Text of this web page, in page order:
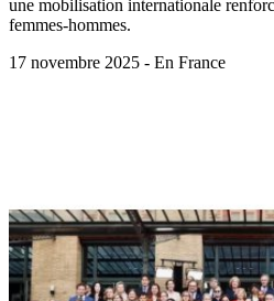
une mobilisation internationale
femmes-hommes.
17 novembre 2025 - En France